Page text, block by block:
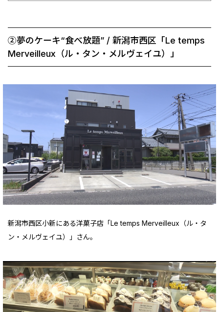
②夢のケーキ“食べ放題” / 新潟市西区「Le temps
Merveilleux（ル・タン・メルヴェイユ）」
新潟市西区小新にある洋菓子店「Le temps Merveilleux（ル・タ
ン・メルヴェイユ）」さん。